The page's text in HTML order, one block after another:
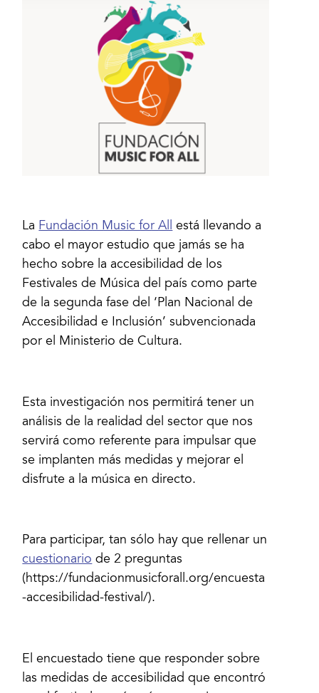
La Fundación Music for All está llevando a
cabo el mayor estudio que jamás se ha
hecho sobre la accesibilidad de los
Festivales de Música del país como parte
de la segunda fase del ‘Plan Nacional de
Accesibilidad e Inclusión’ subvencionada
por el Ministerio de Cultura.
Esta investigación nos permitirá tener un
análisis de la realidad del sector que nos
servirá como referente para impulsar que
se implanten más medidas y mejorar el
disfrute a la música en directo.
Para participar, tan sólo hay que rellenar un
cuestionario de 2 preguntas
(https://fundacionmusicforall.org/encuesta
-accesibilidad-festival/).
El encuestado tiene que responder sobre
las medidas de accesibilidad que encontró